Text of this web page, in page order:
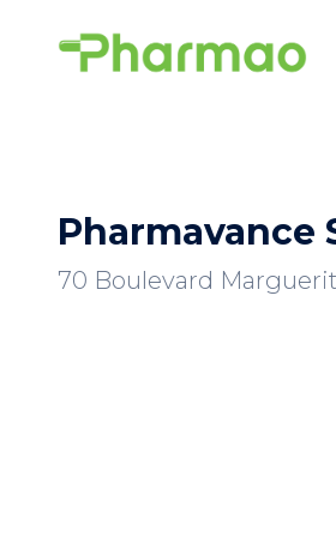
Pharmavance
70 Boulevard